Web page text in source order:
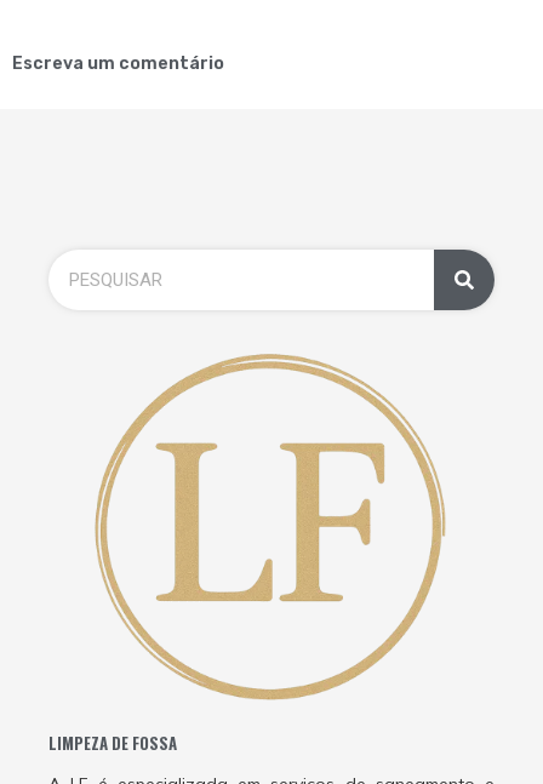
Escreva um comentário
LIMPEZA DE FOSSA